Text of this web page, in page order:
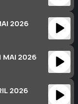
2026
MAI 2026
2026